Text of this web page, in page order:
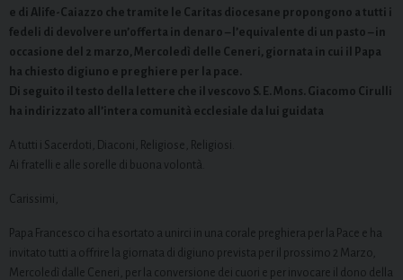
e di Alife-Caiazzo che tramite le Caritas diocesane propongono a tutti i
fedeli di devolvere un’offerta in denaro – l’equivalente di un pasto – in
occasione del 2 marzo, Mercoledì delle Ceneri, giornata in cui il Papa
ha chiesto digiuno e preghiere per la pace.
Di seguito il testo della lettere che il vescovo S. E. Mons. Giacomo Cirulli
ha indirizzato all’intera comunità ecclesiale da lui guidata
A tutti i Sacerdoti, Diaconi, Religiose, Religiosi.
Ai fratelli e alle sorelle di buona volontà.
Carissimi,
Papa Francesco ci ha esortato a unirci in una corale preghiera per la Pace e ha
invitato tutti a offrire la giornata di digiuno prevista per il prossimo 2 Marzo,
Mercoledì dalle Ceneri, per la conversione dei cuori e per invocare il dono della